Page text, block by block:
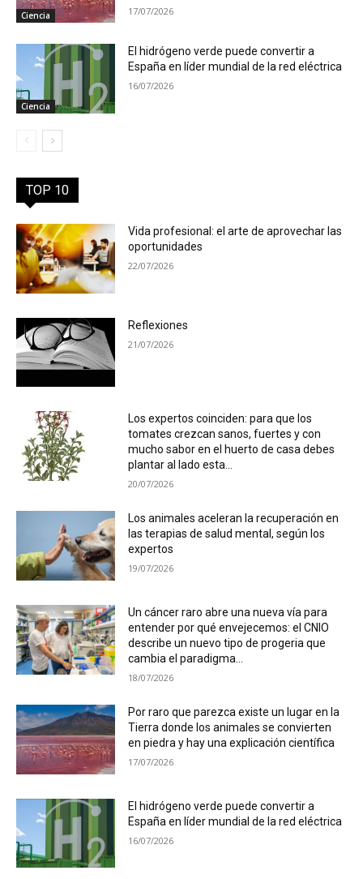
Ciencia 17/07/2026
Ciencia
El hidrógeno verde puede convertir a
España en líder mundial de la red eléctrica
16/07/2026
TOP 10
Vida profesional: el arte de aprovechar las
oportunidades
22/07/2026
Reflexiones
21/07/2026
Los expertos coinciden: para que los
tomates crezcan sanos, fuertes y con
mucho sabor en el huerto de casa debes
plantar al lado esta...
20/07/2026
Los animales aceleran la recuperación en
las terapias de salud mental, según los
expertos
19/07/2026
Un cáncer raro abre una nueva vía para
entender por qué envejecemos: el CNIO
describe un nuevo tipo de progeria que
cambia el paradigma...
18/07/2026
Por raro que parezca existe un lugar en la
Tierra donde los animales se convierten
en piedra y hay una explicación científica
17/07/2026
El hidrógeno verde puede convertir a
España en líder mundial de la red eléctrica
16/07/2026